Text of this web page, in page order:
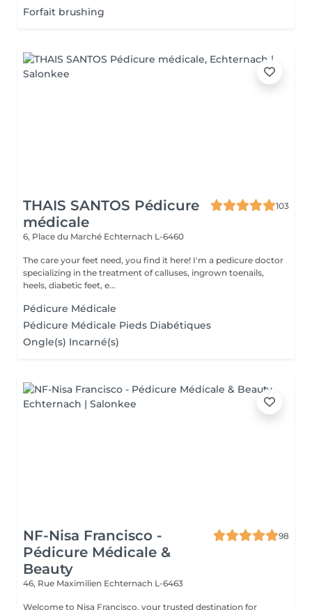
Forfait brushing
THAIS SANTOS Pédicure
médicale
103
6, Place du Marché Echternach L-6460
The care your feet need, you find it here! I'm a pedicure doctor
specializing in the treatment of calluses, ingrown toenails,
heels, diabetic feet, e...
Pédicure Médicale
Pédicure Médicale Pieds Diabétiques
Ongle(s) Incarné(s)
NF-Nisa Francisco -
Pédicure Médicale &
Beauty
98
46, Rue Maximilien Echternach L-6463
Welcome to Nisa Francisco, your trusted destination for